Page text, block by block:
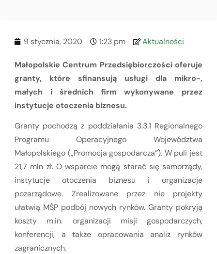
9 stycznia, 2020 1:23 pm Aktualności
Małopolskie Centrum Przedsiębiorczości oferuje
granty, które sfinansują usługi dla mikro-,
małych i średnich firm wykonywane przez
instytucje otoczenia biznesu.
Granty pochodzą z poddziałania 3.3.1 Regionalnego
Programu Operacyjnego Województwa
Małopolskiego („Promocja gospodarcza”). W puli jest
21,7 mln zł. O wsparcie mogą starać się samorządy,
instytucje otoczenia biznesu i organizacje
pozarządowe. Zrealizowane przez nie projekty
ułatwią MŚP podbój nowych rynków. Granty pokryją
koszty m.in. organizacji misji gospodarczych,
konferencji, a także opracowania analiz rynków
zagranicznych.